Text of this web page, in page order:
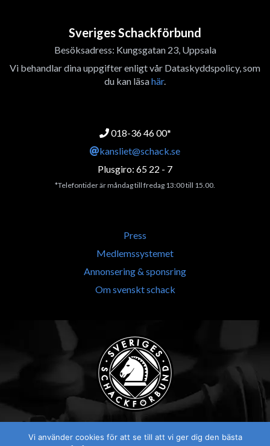
Sveriges Schackförbund
Besöksadress: Kungsgatan 23, Uppsala
Vi behandlar dina uppgifter enligt vår Dataskyddspolicy, som
du kan läsahär.
018-36 46 00*
kansliet@schack.se
Plusgiro: 65 22 - 7
*Telefontider är måndag till fredag 13:00 till 15.00.
Press
Medlemssystemet
Annonsering & sponsring
Om svenskt schack
Vi använder cookies för att se till att vi ger dig den bästa